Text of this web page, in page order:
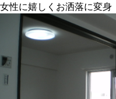
女性に嬉しくお洒落に変身